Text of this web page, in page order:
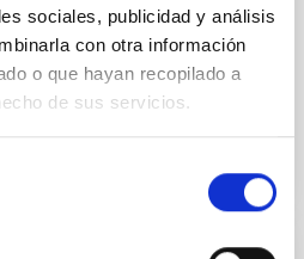
sociales, publicidad y análisis
con otra información
o que hayan recopilado a
de sus servicios.